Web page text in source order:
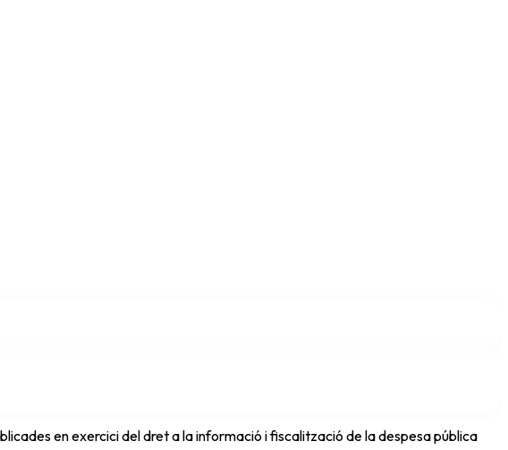
en exercici del dret a la informació i fiscalització de la despesa pública